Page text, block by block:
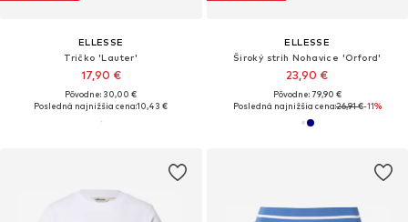
ELLESSE
Tričko 'Lauter'
17,90 €
Pôvodne: 30,00 €
Posledná najnižšia cena:10,43 €
ELLESSE
Široký strih Nohavice 'Orford'
23,90 €
Pôvodne: 79,90 €
Posledná najnižšia cena:26,91 €-11%